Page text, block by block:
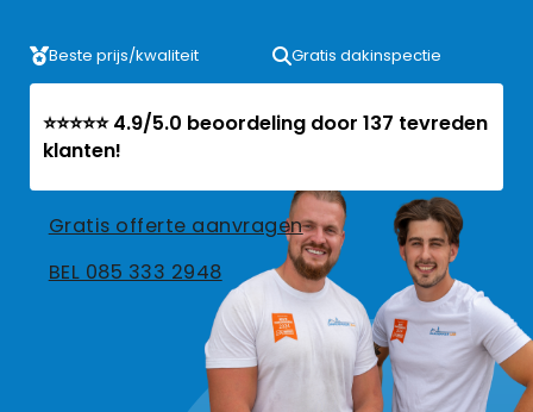
Beste prijs/kwaliteit Gratis dakinspectie
⭐⭐⭐⭐⭐ 4.9/5.0 beoordeling door 137 tevreden
klanten!
Gratis offerte aanvragen
BEL 085 333 2948